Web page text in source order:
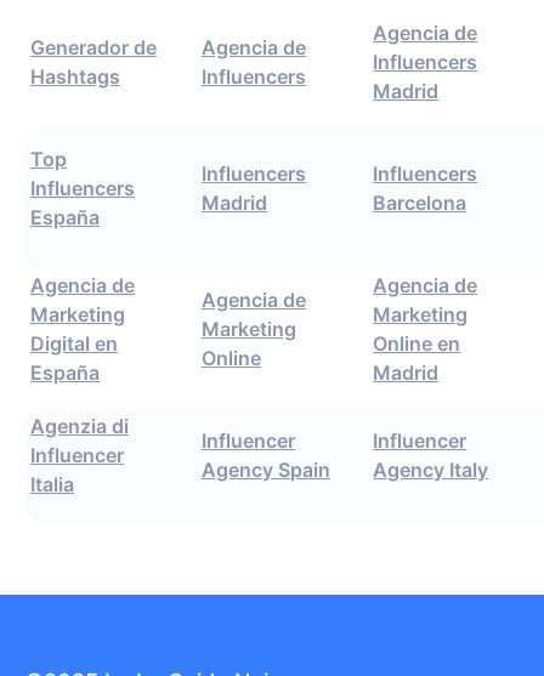
Generador de
Hashtags
Agencia de
Influencers
Agencia de
Influencers
Madrid
Top
Influencers
España
Influencers
Madrid
Influencers
Barcelona
Agencia de
Marketing
Digital en
España
Agencia de
Marketing
Online
Agencia de
Marketing
Online en
Madrid
Agenzia di
Influencer
Italia
Influencer
Agency Spain
Influencer
Agency Italy